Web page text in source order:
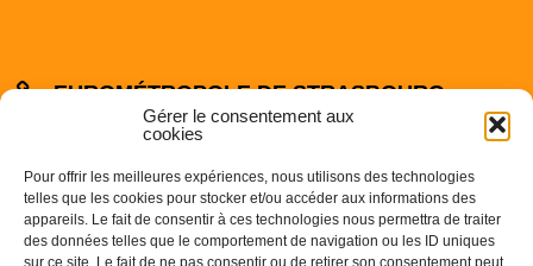
Gérer le consentement aux
cookies
Pour offrir les meilleures expériences, nous utilisons des technologies
telles que les cookies pour stocker et/ou accéder aux informations des
appareils. Le fait de consentir à ces technologies nous permettra de traiter
des données telles que le comportement de navigation ou les ID uniques
sur ce site. Le fait de ne pas consentir ou de retirer son consentement peut
EUROMÉTROPOLE DE STRASBOURG